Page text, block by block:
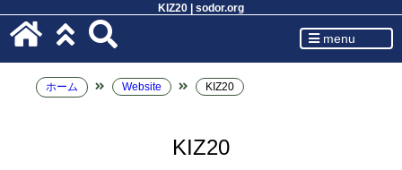
KIZ20 | sodor.org
menu
ホーム Website KIZ20
KIZ20